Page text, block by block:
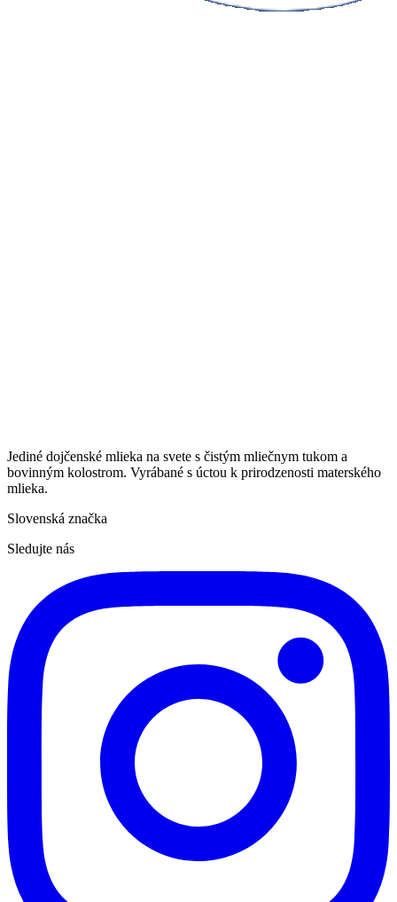
Jediné dojčenské mlieka na svete s čistým mliečnym tukom a
bovinným kolostrom. Vyrábané s úctou k prirodzenosti materského
mlieka.
Slovenská značka
Sledujte nás